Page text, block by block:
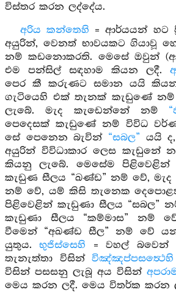
විස්තර කරන ලද්දේය.
අරිය කන්තෙහි = ආර්යයන් හට
අයුරින්, වෙනත් භාවයකට ගියාවූ
නම් කඩනොකරති. මෙසේ ඔවුන්
එම පන්සිල් සඳහාම කියන ලදී.
පෙර කී කරුණට සමාන යයි
ගැටියෙහි එක් තැනක් කැඩුණේ නම්
ලැබේ. මැද කැඩෙන්නේ නම්
පෙදෙසක් කැඩුණේ නම් විවිධ
සේ පෙනෙන බැවින් “සබල” යයි
අයුරින් විවිධාකාර ලෙස කැඩුනේ
කියනු ලැබේ. මෙසේම
කැඩුණ සීලය “ඛණ්ඩ” නම් වේ, මැද
නම් වේ, යම් කිසි තැනෙක
පිළිවෙළින් කැඩුණා සීලය “සබල”
කැඩුණා සීලය “කම්මාස” නම්
වීමෙන් “අඛණ්ඩ සීල” නම් වේ
යුතුය.භුජිස්සෙහි = වහල් බවෙන්
තැනැත්තා විසින්විඤ්ඤප්පසත්‍ථෙහි
විසින් පසසනු ලැබූ අය විසින්
මෙය කරන ලදී. මෙය විතර්ක කරන